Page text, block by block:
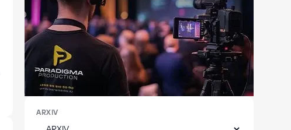
ARXIV